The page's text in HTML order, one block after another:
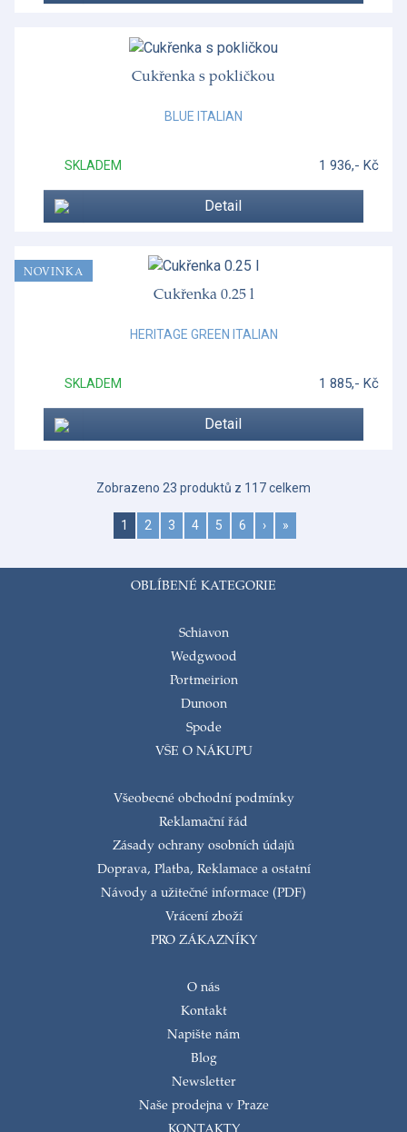
Cukřenka s pokličkou
BLUE ITALIAN
SKLADEM 1 936,- Kč
Detail
Cukřenka 0.25 l
HERITAGE GREEN ITALIAN
SKLADEM 1 885,- Kč
Detail
NOVINKA
Zobrazeno 23 produktů z 117 celkem
1 2 3 4 5 6 › »
OBLÍBENÉ KATEGORIE
Schiavon
Wedgwood
Portmeirion
Dunoon
Spode
VŠE O NÁKUPU
Všeobecné obchodní podmínky
Reklamační řád
Zásady ochrany osobních údajů
Doprava, Platba, Reklamace a ostatní
Návody a užitečné informace (PDF)
Vrácení zboží
PRO ZÁKAZNÍKY
O nás
Kontakt
Napište nám
Blog
Newsletter
Naše prodejna v Praze
KONTAKTY